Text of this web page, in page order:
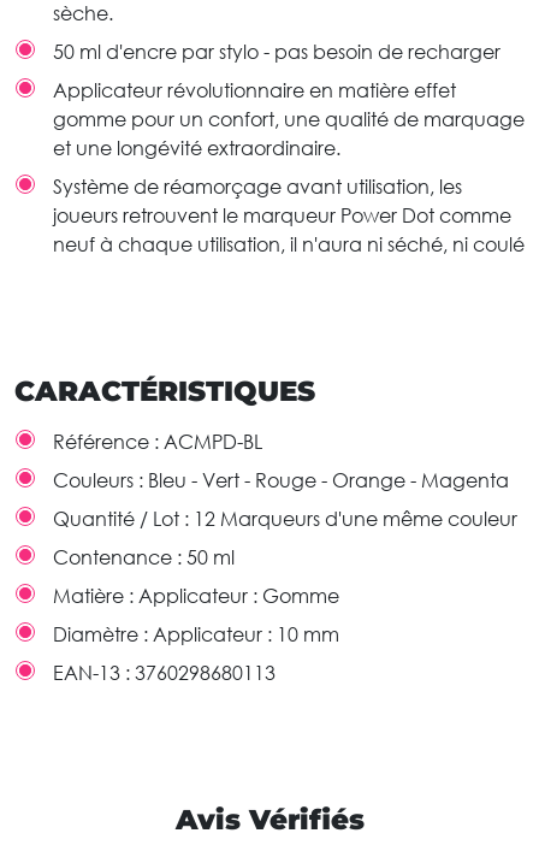
sèche.
50 ml d'encre par stylo - pas besoin de recharger
Applicateur révolutionnaire en matière effet
gomme pour un confort, une qualité de marquage
et une longévité extraordinaire.
Système de réamorçage avant utilisation, les
joueurs retrouvent le marqueur Power Dot comme
neuf à chaque utilisation, il n'aura ni séché, ni coulé
CARACTÉRISTIQUES
Référence : ACMPD-BL
Couleurs : Bleu - Vert - Rouge - Orange - Magenta
Quantité / Lot : 12 Marqueurs d'une même couleur
Contenance : 50 ml
Matière : Applicateur : Gomme
Diamètre : Applicateur : 10 mm
EAN-13 : 3760298680113
Avis Vérifiés